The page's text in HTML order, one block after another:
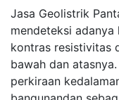
Jasa Geolistrik
mendeteksi
kontras resistivitas
bawah dan
perkiraan